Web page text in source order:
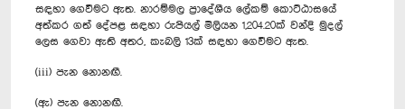
සඳහා ගෙවීමට ඇත. නාරම්මල ප්‍රාදේශීය ලේකම් කොට්ඨාසයේ
අත්කර ගත් දේපළ සඳහා රුපියල් මිලියන 1,204.20ක් වන්දි මුදල්
ලෙස ගෙවා ඇති අතර, කැබලි 13ක් සඳහා ගෙවීමට ඇත.
(iii) පැන නොනඟී.
(ඇ) පැන නොනඟී.